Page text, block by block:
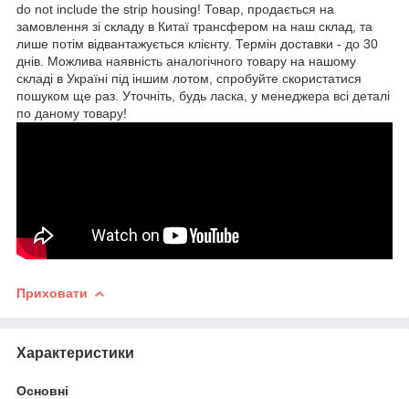
do not include the strip housing! Товар, продається на
замовлення зі складу в Китаї трансфером на наш склад, та
лише потім відвантажується клієнту. Термін доставки - до 30
днів. Можлива наявність аналогічного товару на нашому
складі в Україні під іншим лотом, спробуйте скористатися
пошуком ще раз. Уточніть, будь ласка, у менеджера всі деталі
по даному товару!
Приховати
Характеристики
Основні